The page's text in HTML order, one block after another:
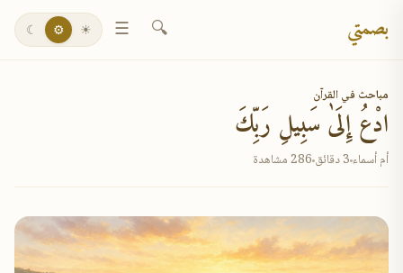
بصمتي 🔍
☰
☀
⚙
☾
مباحث في القرآن
ادْعُ إِلَىٰ سَبِيلِ رَبِّكَ
أم أسماء3 دقائق 286 مشاهدة